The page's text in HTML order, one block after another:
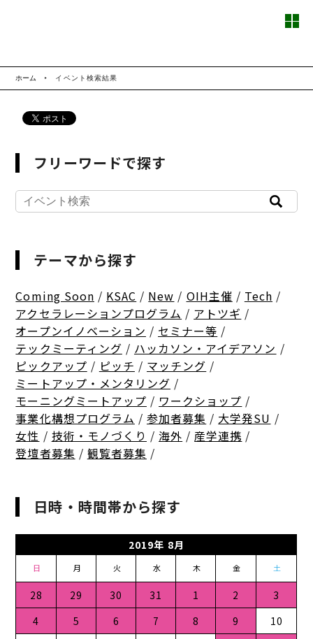
ホーム イベント検索結果
フリーワードで探す
テーマから探す
Coming Soon / KSAC / New / OIH主催 / Tech /
アクセラレーションプログラム / アトツギ /
オープンイノベーション / セミナー等 /
テックミーティング / ハッカソン・アイデアソン /
ピックアップ / ピッチ / マッチング /
ミートアップ・メンタリング /
モーニングミートアップ / ワークショップ /
事業化構想プログラム / 参加者募集 / 大学発SU /
女性 / 技術・モノづくり / 海外 / 産学連携 /
登壇者募集 / 観覧者募集 /
日時・時間帯から探す
2019年 8月
日 月 火 水 木 金 土
28 29 30 31 1 2
3
4
5 6 7 8 9
10